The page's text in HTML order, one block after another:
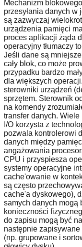
Mechanizm
przesyłania danych w
są zazwyczaj
urządzenia pamięci
proces aplikacji żąda
operacyjny tłumaczy
Jeśli dane są
cały blok, co może
przypadku bardzo
dla większych
sterowniki urządzeń
sprzętem. Sterownik
na komendy
transfer danych.
I/O korzysta z
pozwala kontrolerowi
danych między
angażowania
CPU i przyspiesza
systemy operacyjne
cache'owanie w
są często
cache'a dyskowego),
samych danych mogą
konieczności
do zapisu mogą być
następnie
(np. grupowane i